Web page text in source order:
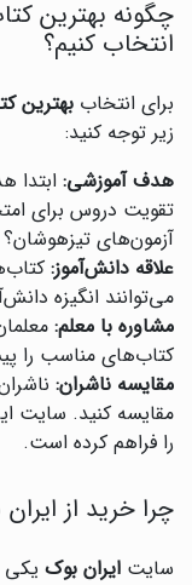
چگونه بهترین
انتخاب کنیم؟
برای انتخاب بهترین
زیر توجه کنید:
هدف آموزشی: ابتدا
تقویت دروس برای
آزمون‌های تیزهوشان؟
علاقه دانش‌آموز:
می‌توانند انگیزه
مشاوره با معلم:
کتاب‌های مناسب را
مقایسه ناشران:
مقایسه کنید. سایت
را فراهم کرده است.
چرا خرید از
سایت ایران بوک یکی